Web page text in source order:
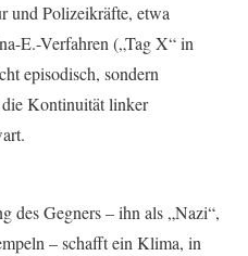
und Polizeikräfte, etwa
E.-Verfahren („Tag X“ in
episodisch, sondern
die Kontinuität linker
des Gegners – ihn als „Nazi“,
– schafft ein Klima, in